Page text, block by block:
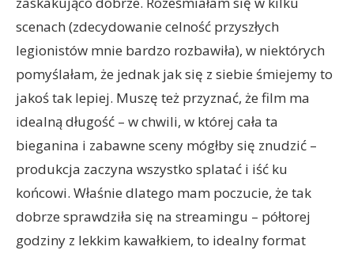
scenach (zdecydowanie celność przyszłych
legionistów mnie bardzo rozbawiła), w niektórych
pomyślałam, że jednak jak się z siebie śmiejemy to
jakoś tak lepiej. Muszę też przyznać, że film ma
idealną długość – w chwili, w której cała ta
bieganina i zabawne sceny mógłby się znudzić –
produkcja zaczyna wszystko splatać i iść ku
końcowi. Właśnie dlatego mam poczucie, że tak
dobrze sprawdziła się na streamingu – półtorej
godziny z lekkim kawałkiem, to idealny format